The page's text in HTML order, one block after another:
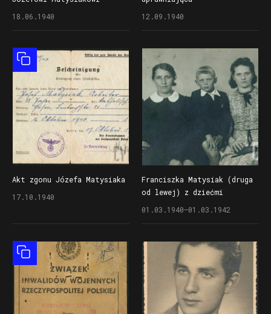
po uwolnieniu z obozu
(dzisiaj Stargard)
18.06.1940
do jednorazowego
ze Stalagu II D
w Stargardzie Pomorskim
(dzisiaj Stargard)
12.09.1940
Obiekt złożony
Akt zgonu Józefa Matysiaka
17.10.1940
Franciszka Matysiak (druga
od lewej) z dziećmi
(od lewej): Zdzisławem,
01.03.1940–01.03.1942
Obiekt złożony